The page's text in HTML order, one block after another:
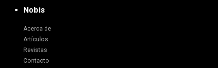
Nobis
Acerca de
Artículos
Revistas
Contacto